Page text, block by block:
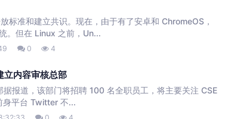
标准和建立共识。现在，由于有了安卓和 ChromeOS，
。但在 Linux 之前，Un...
0 4
立内容审核总部
报道，该部门将招聘 100 名全职员工，将主要关注 CSE
身平台 Twitter 不...